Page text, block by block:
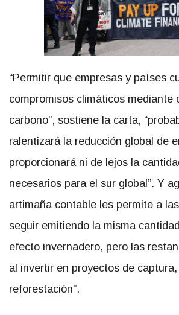
“Permitir que empresas y países
compromisos climáticos mediante
carbono”, sostiene la carta,
ralentizará la reducción global de
proporcionará ni de lejos la
necesarios para el sur global”. Y
artimaña contable les permite a
seguir emitiendo la misma
efecto invernadero, pero las
al invertir en proyectos de
reforestación”.